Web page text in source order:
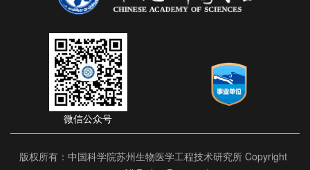
微信公众号
版权所有：中国科学院苏州生物医学工程技术研究所 Copyright